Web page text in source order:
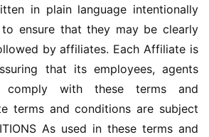
in plain language intentionally
ensure that they may be clearly
by affiliates. Each Affiliate is
that its employees, agents
comply with these terms and
terms and conditions are subject
As used in these terms and